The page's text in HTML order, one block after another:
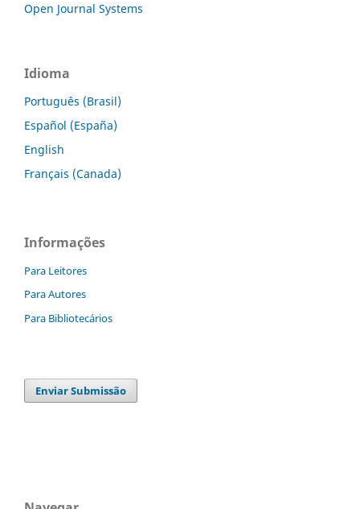
Open Journal Systems
Idioma
Português (Brasil)
Español (España)
English
Français (Canada)
Informações
Para Leitores
Para Autores
Para Bibliotecários
Enviar Submissão